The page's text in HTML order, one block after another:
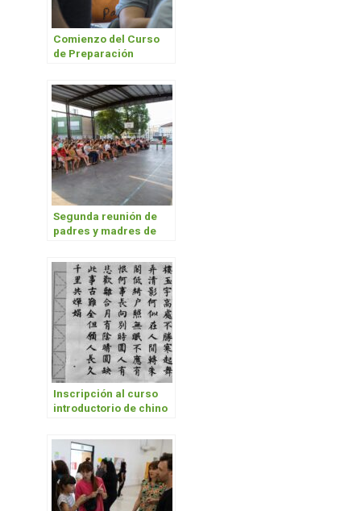
Comienzo del Curso
de Preparación
2023
Segunda reunión de
padres y madres de
Escuela Universitaria
de Inglés
Inscripción al curso
introductorio de chino